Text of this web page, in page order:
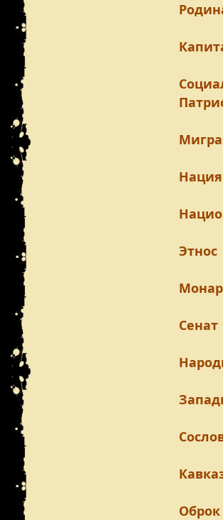
Нация
Этнос
Сенат
Оброк